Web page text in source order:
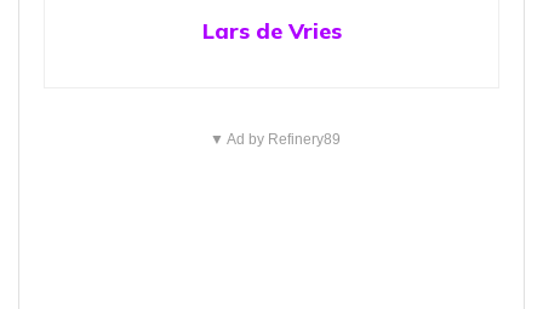
Lars de Vries
▼ Ad by Refinery89